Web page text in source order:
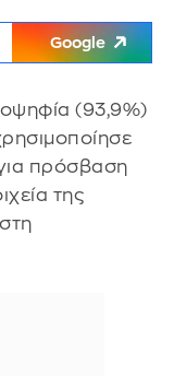
Google
(93,9%)
πρόσβαση
της